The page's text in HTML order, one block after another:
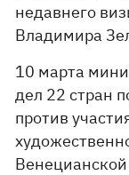
недавнего
Владимира
10 марта
дел 22 стран
против